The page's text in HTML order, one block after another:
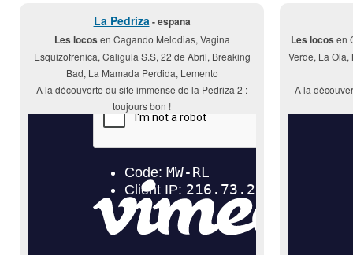
La Pedriza- espana
Les locos en Cagando Melodias, Vagina
Esquizofrenica, Caligula S.S, 22 de Abril, Breaking
Bad, La Mamada Perdida, Lemento
A la découverte du site immense de la Pedriza 2 :
toujours bon !
Les locos en
Verde, La Ola,
A la